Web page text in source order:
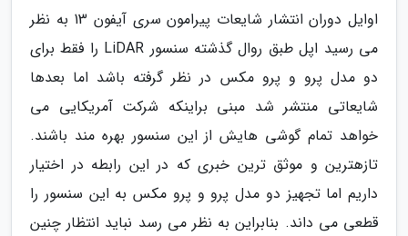
اوایل دوران انتشار شایعات پیرامون سری آیفون 13 به نظر
می رسید اپل طبق روال گذشته سنسور LiDAR را فقط برای
دو مدل پرو و پرو مکس در نظر گرفته باشد اما بعدها
شایعاتی منتشر شد مبنی براینکه شرکت آمریکایی می
خواهد تمام گوشی هایش از این سنسور بهره مند باشند.
تازهترین و موثق ترین خبری که در این رابطه در اختیار
داریم اما تجهیز دو مدل پرو و پرو مکس به این سنسور را
قطعی می داند. بنابراین به نظر می رسد نباید انتظار چنین